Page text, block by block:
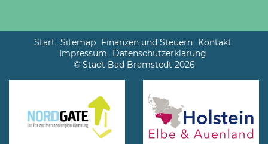
Start Sitemap Finanzen und Steuern Kontakt
Impressum
Datenschutzerklärung
© Stadt Bad Bramstedt 2026